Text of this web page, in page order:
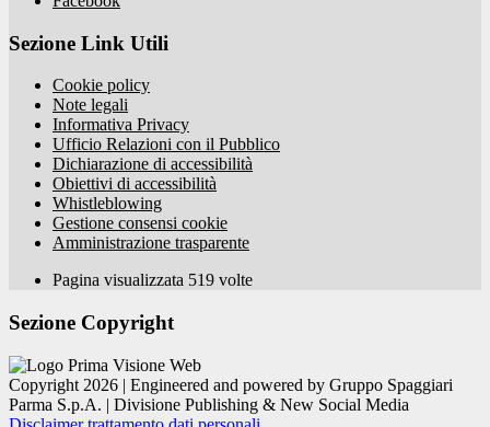
Sezione Link Utili
Cookie policy
Note legali
Informativa Privacy
Ufficio Relazioni con il Pubblico
Dichiarazione di accessibilità
Obiettivi di accessibilità
Whistleblowing
Gestione consensi cookie
Amministrazione trasparente
Pagina visualizzata 519 volte
Sezione Copyright
Copyright 2026 | Engineered and powered by Gruppo Spaggiari
Parma S.p.A. | Divisione Publishing & New Social Media